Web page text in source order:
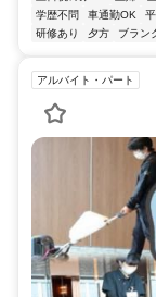
学歴不問
車通勤OK
研修あり
夕方 ブラン
アルバイト・パート